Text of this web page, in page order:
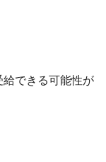
できる可能性が